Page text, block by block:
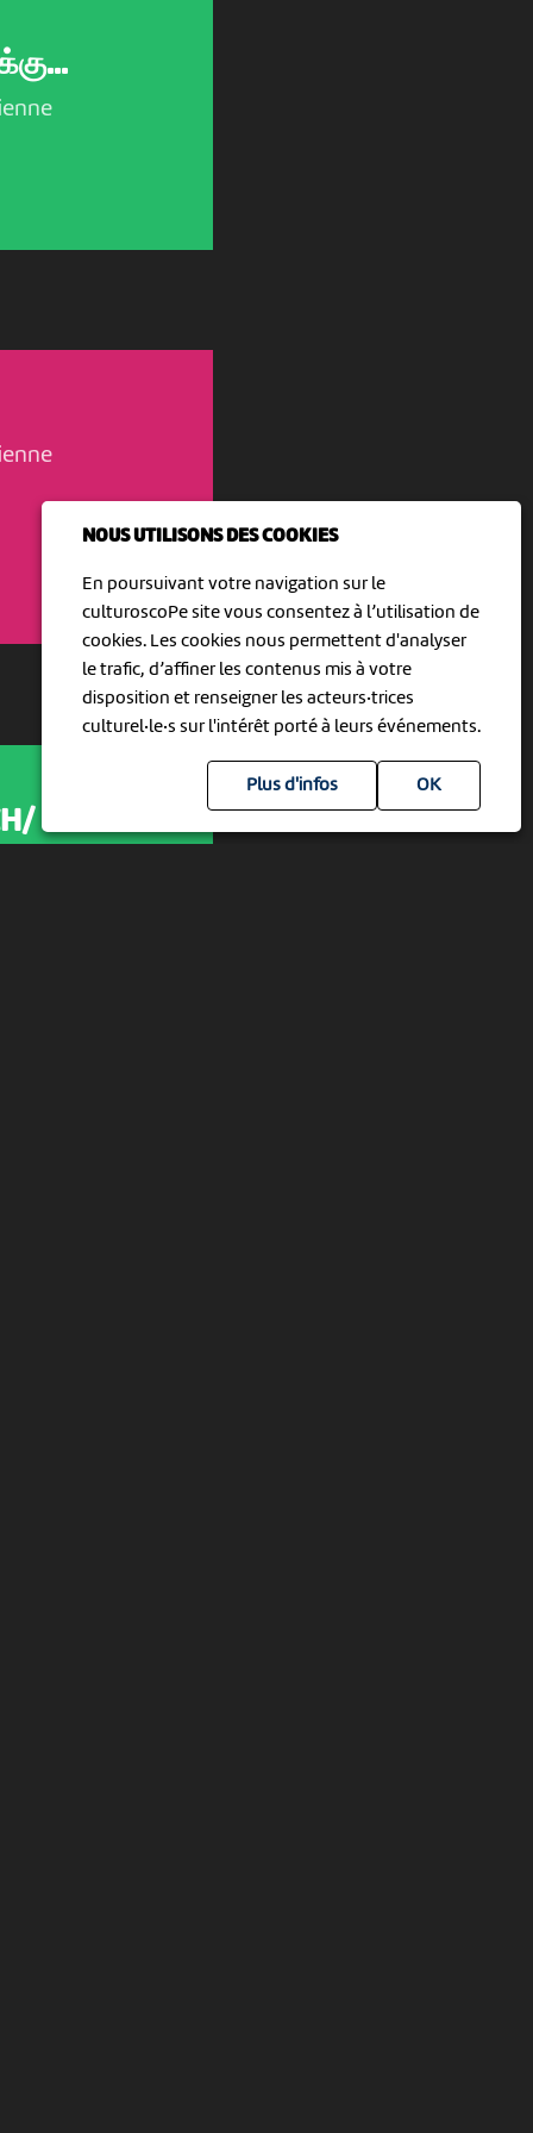
NOUS UTILISONS DES COOKIES
En poursuivant votre navigation sur le
culturoscoPe site vous consentez à l’utilisation de
cookies. Les cookies nous permettent d'analyser
le trafic, d’affiner les contenus mis à votre
disposition et renseigner les acteurs·trices
culturel·le·s sur l'intérêt porté à leurs événements.
Plus d'infos